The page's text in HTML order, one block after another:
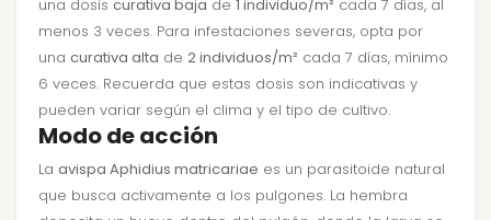
una dosis curativa baja de 1 individuo/m² cada 7 días, al
menos 3 veces. Para infestaciones severas, opta por
una curativa alta de 2 individuos/m² cada 7 días, mínimo
6 veces. Recuerda que estas dosis son indicativas y
pueden variar según el clima y el tipo de cultivo.
Modo de acción
La avispa Aphidius matricariae es un parasitoide natural
que busca activamente a los pulgones. La hembra